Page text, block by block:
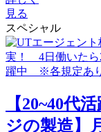
見る
スペシャル
【20~40代
ジの製造】